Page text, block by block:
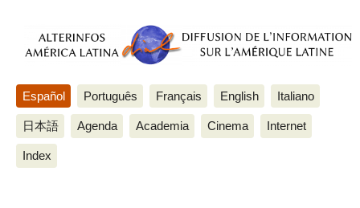
Español Português Français English Italiano
日本語 Agenda Academia Cinema Internet
Index